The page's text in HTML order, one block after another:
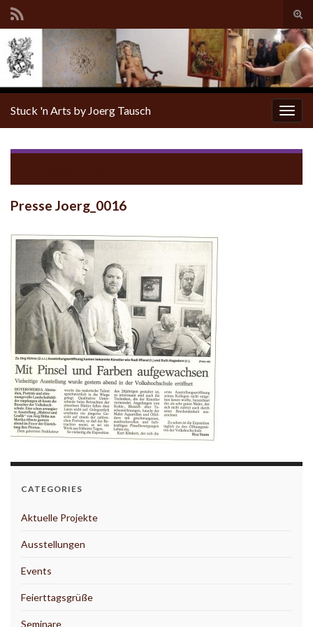
Stuck 'n Arts by Joerg Tausch
Presse Joerg_0016
CATEGORIES
Aktuelle Projekte
Ausstellungen
Events
Feierttagsgrüße
Seminare